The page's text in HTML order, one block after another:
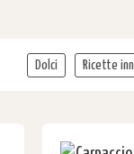
Dolci Ricette